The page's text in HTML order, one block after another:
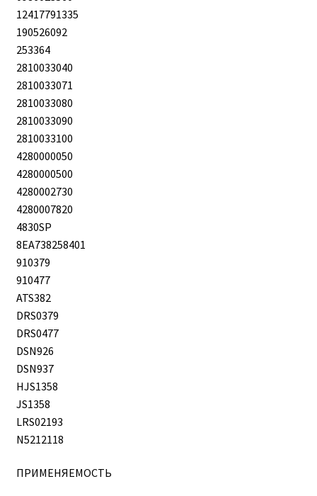
12417791335
190526092
253364
2810033040
2810033071
2810033080
2810033090
2810033100
4280000050
4280000500
4280002730
4280007820
4830SP
8EA738258401
910379
910477
ATS382
DRS0379
DRS0477
DSN926
DSN937
HJS1358
JS1358
LRS02193
N5212118
ПРИМЕНЯЕМОСТЬ